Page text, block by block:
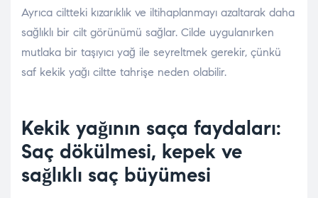
Ayrıca ciltteki kızarıklık ve iltihaplanmayı azaltarak daha
sağlıklı bir cilt görünümü sağlar. Cilde uygulanırken
mutlaka bir taşıyıcı yağ ile seyreltmek gerekir, çünkü
saf kekik yağı ciltte tahrişe neden olabilir.
Kekik yağının saça faydaları:
Saç dökülmesi, kepek ve
sağlıklı saç büyümesi